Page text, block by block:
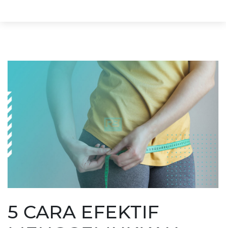
5 CARA EFEKTIF